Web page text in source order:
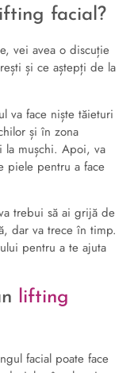
facial?
vei avea o discuție
și ce aștepți de la
va face niște tăieturi
și în zona
la mușchi. Apoi, va
piele pentru a face
trebui să ai grijă de
dar va trece în timp.
pentru a te ajuta
lifting
facial poate face